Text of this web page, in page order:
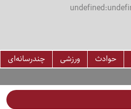
حوادث ورزشی
چندرسانه‌ای